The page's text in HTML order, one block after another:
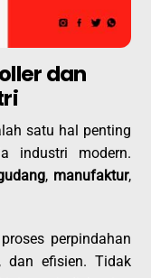
dan
satu hal penting
industri modern.
, manufaktur,
perpindahan
dan efisien. Tidak